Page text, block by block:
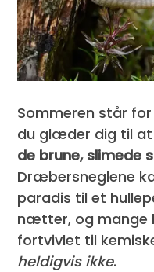
Sommeren står
du glæder dig til
de brune, slimede
Dræbersneglene
paradis til et
nætter, og mange
fortvivlet til
heldigvis ikke.